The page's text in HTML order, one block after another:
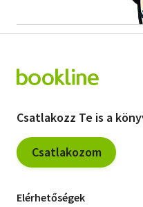
Szótár, nyelvkönyv
Társadalomtudomány
Természettudomány
Történelem
Vallás
Csatlakozz Te is a
Csatlakozom
Elérhetőségek